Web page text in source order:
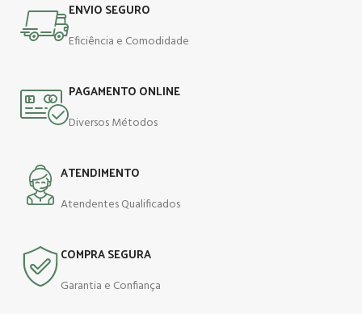
ENVIO SEGURO
Eficiência e Comodidade
PAGAMENTO ONLINE
Diversos Métodos
ATENDIMENTO
Atendentes Qualificados
COMPRA SEGURA
Garantia e Confiança